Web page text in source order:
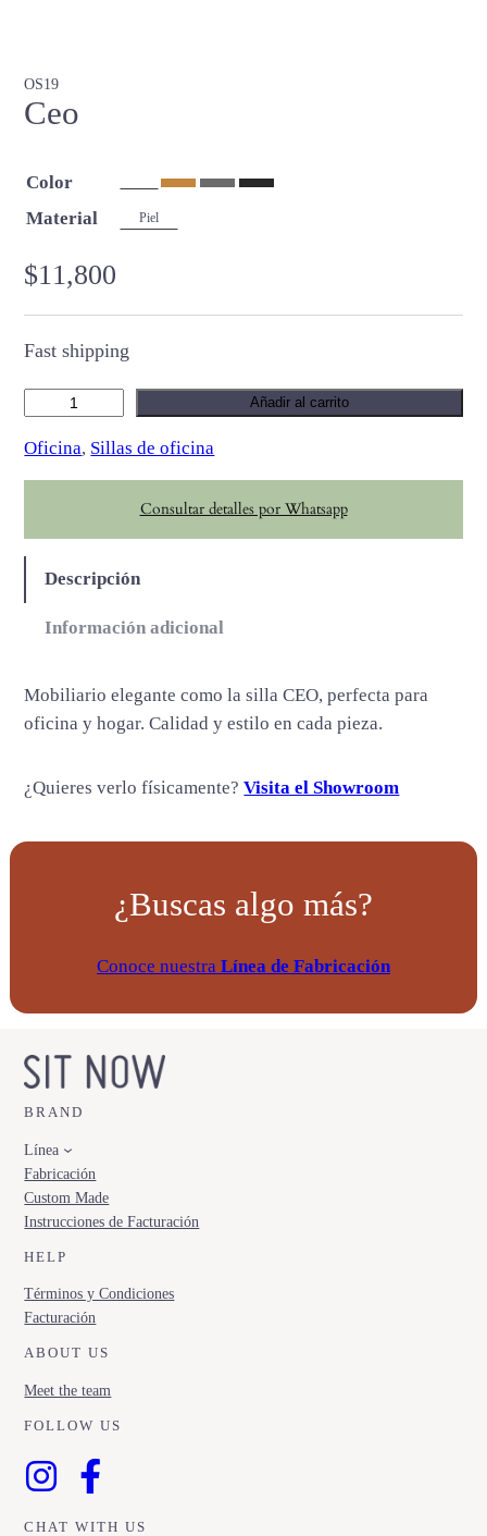
OS19
Ceo
Color
Material
Piel
$11,800
Fast shipping
o
c
n
i
d
Añadir al carrito
Oficina, Sillas de oficina
Consultar detalles por Whatsapp
Descripción
Información adicional
Mobiliario elegante como la silla CEO, perfecta para
oficina y hogar. Calidad y estilo en cada pieza.
¿Quieres verlo físicamente?Visita el Showroom
¿Buscas algo más?
Conoce nuestra Línea de Fabricación
BRAND
Línea
Fabricación
Custom Made
Instrucciones de Facturación
HELP
Términos y Condiciones
Facturación
ABOUT US
Meet the team
FOLLOW US
CHAT WITH US